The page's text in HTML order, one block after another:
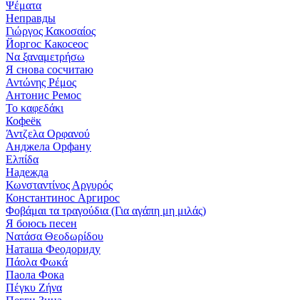
Ψέματα
Неправды
Γιώργος Κακοσαίος
Йоргос Какосеос
Να ξαναμετρήσω
Я снова сосчитаю
Αντώνης Ρέμος
Антонис Ремос
Το καφεδάκι
Кофеёк
Άντζελα Ορφανού
Анджела Орфану
Ελπίδα
Надежда
Κωνσταντίνος Αργυρός
Константинос Аргирос
Φοβάμαι τα τραγούδια (Για αγάπη μη μιλάς)
Я боюсь песен
Νατάσα Θεοδωρίδου
Наташа Феодориду
Πάολα Φωκά
Паола Фока
Πέγκυ Ζήνα